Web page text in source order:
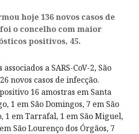
hoje 136 novos casos de
o concelho com maior
positivos, 45.
a SARS-CoV-2, São
novos casos de infecção.
16 amostras em Santa
1 em São Domingos, 7 em São
1 em Tarrafal, 1 em São Miguel,
São Lourenço dos Órgãos, 7